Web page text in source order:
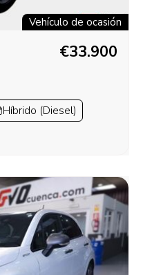
Vehículo de ocasión
€33.900
Híbrido (Diesel)